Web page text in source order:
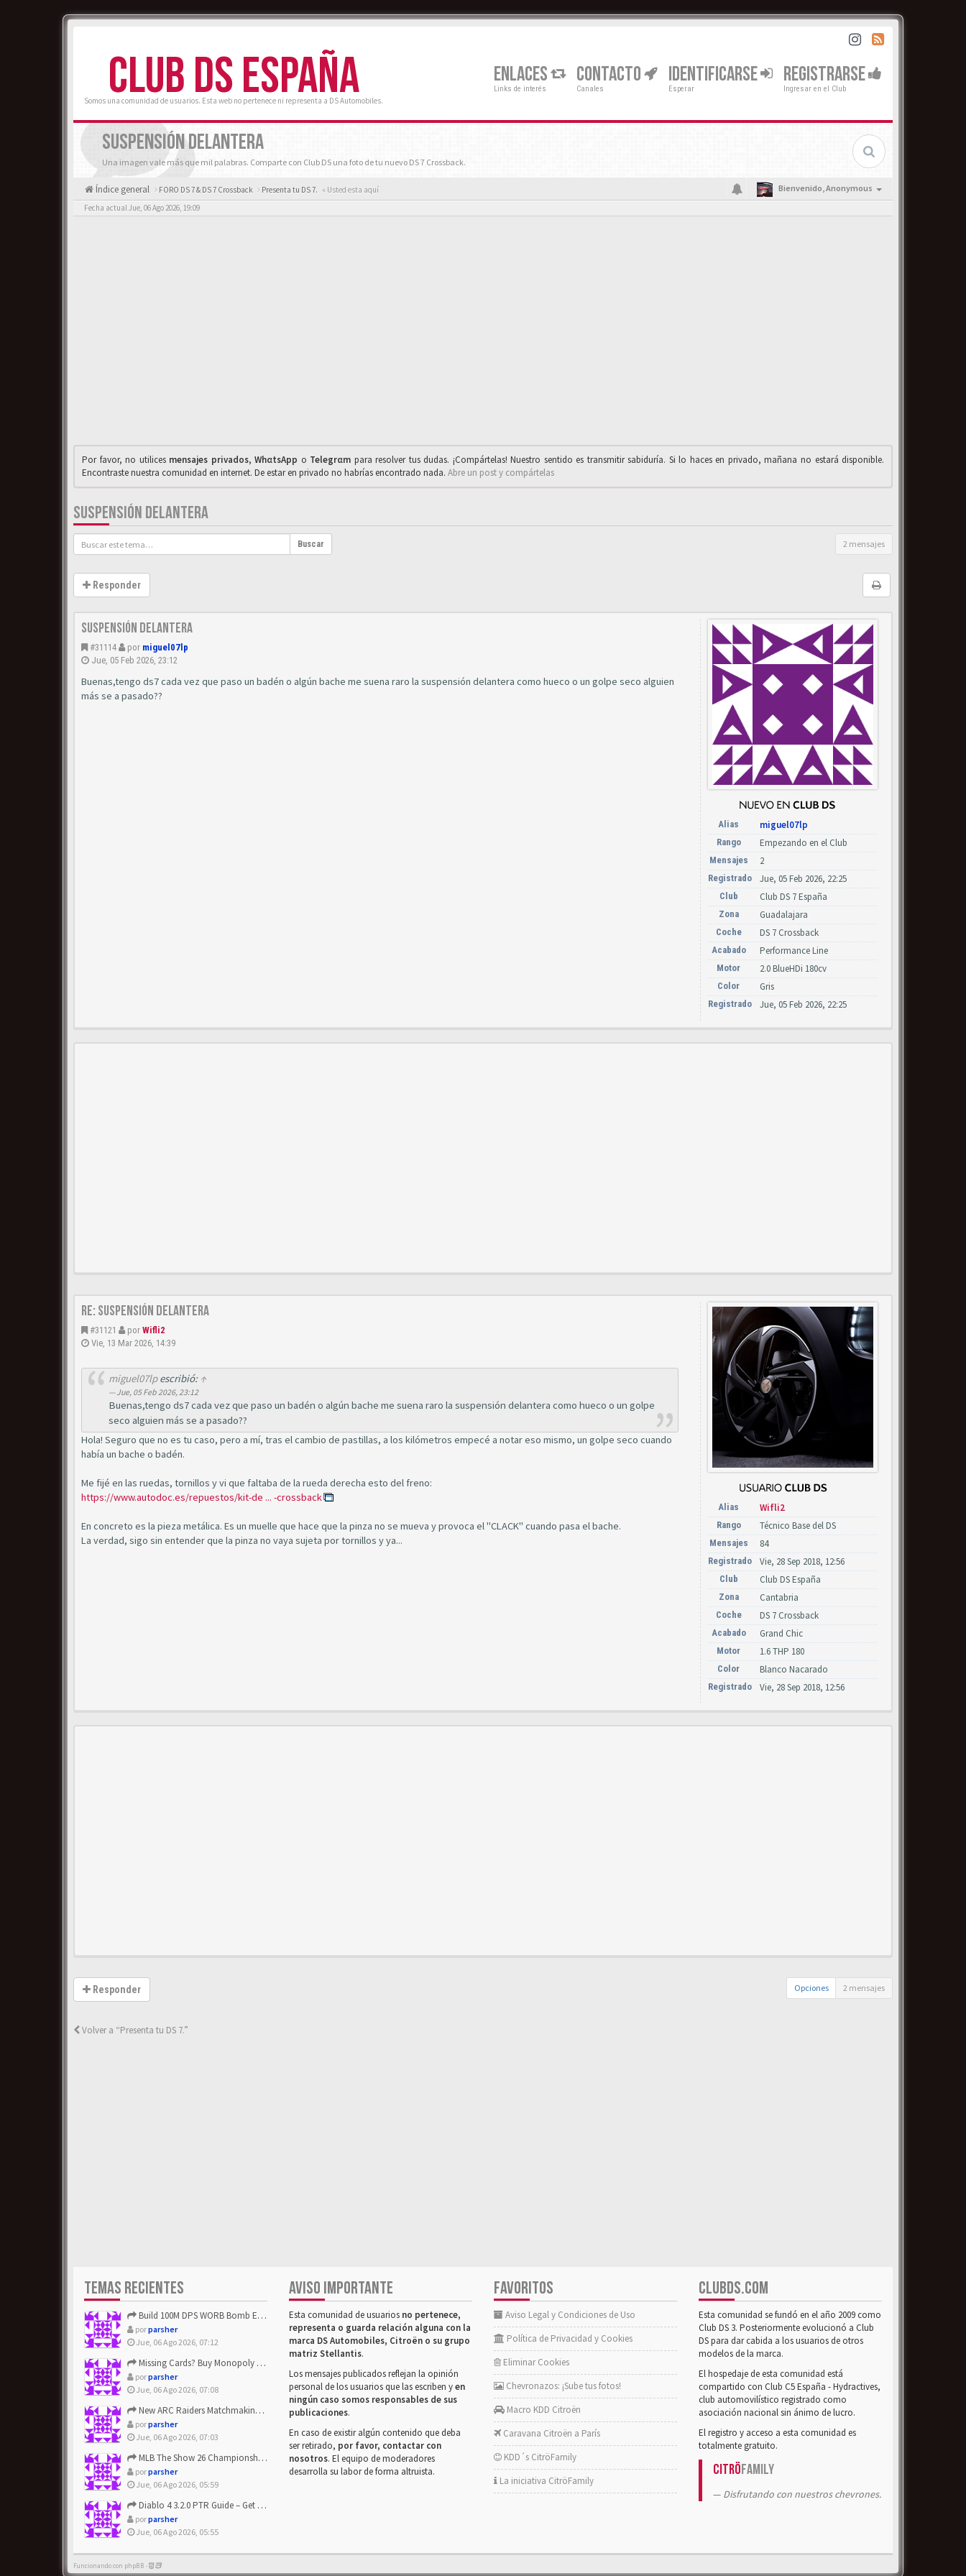
CLUB DS ESPAÑA
Somos una comunidad de usuarios. Esta web no pertenece ni representa a DS Automobiles.
ENLACES
Links de interés
CONTACTO
Canales
IDENTIFICARSE
Esperar
REGISTRARSE
Ingresar en el Club
SUSPENSIÓN DELANTERA
Una imagen vale más que mil palabras. Comparte con Club DS una foto de tu nuevo DS 7 Crossback.
Índice general FORO DS 7 & DS 7 Crossback Presenta tu DS 7. « Usted esta aquí Bienvenido,Anonymous
Fecha actual Jue, 06 Ago 2026, 19:09
Por favor, no utilices mensajes privados,WhαtsApp o Telegrαm para resolver tus dudas. ¡Compártelas! Nuestro sentido es transmitir sabiduría. Si lo haces en privado, mañana no estará disponible.
Encontraste nuestra comunidad en internet. De estar en privado no habrías encontrado nada. Abre un post y compártelas
SUSPENSIÓN DELANTERA
Buscar 2 mensajes
Responder
Suspensión delantera
#31114 por miguel07lp
Jue, 05 Feb 2026, 23:12
Buenas,tengo ds7 cada vez que paso un badén o algún bache me suena raro la suspensión delantera como hueco o un golpe seco alguien
más se a pasado??
Alias miguel07lp
Rango Empezando en el Club
Mensajes 2
Registrado Jue, 05 Feb 2026, 22:25
Club Club DS 7 España
Zona Guadalajara
Coche DS 7 Crossback
Acabado Performance Line
Motor 2.0 BlueHDi 180cv
Color Gris
Registrado Jue, 05 Feb 2026, 22:25
Re: Suspensión delantera
#31121 por Wifli2
Vie, 13 Mar 2026, 14:39
miguel07lpescribió: ↑
Jue, 05 Feb 2026, 23:12
Buenas,tengo ds7 cada vez que paso un badén o algún bache me suena raro la suspensión delantera como hueco o un golpe
seco alguien más se a pasado??
Hola! Seguro que no es tu caso, pero a mí, tras el cambio de pastillas, a los kilómetros empecé a notar eso mismo, un golpe seco cuando
había un bache o badén.
Me fijé en las ruedas, tornillos y vi que faltaba de la rueda derecha esto del freno:
https://www.autodoc.es/repuestos/kit-de ... -crossback
En concreto es la pieza metálica. Es un muelle que hace que la pinza no se mueva y provoca el "CLACK" cuando pasa el bache.
La verdad, sigo sin entender que la pinza no vaya sujeta por tornillos y ya...
Alias Wifli2
Rango Técnico Base del DS
Mensajes 84
Registrado Vie, 28 Sep 2018, 12:56
Club Club DS España
Zona Cantabria
Coche DS 7 Crossback
Acabado Grand Chic
Motor 1.6 THP 180
Color Blanco Nacarado
Registrado Vie, 28 Sep 2018, 12:56
Responder Opciones 2 mensajes
Volver a “Presenta tu DS 7.”
TEMAS RECIENTES
Build 100M DPS WORB Bomb Elementalist Fast - Grab POE Curren...
porparsher
Jue, 06 Ago 2026, 07:12
Missing Cards? Buy Monopoly Go Happy Harvest with Looney Tun...
porparsher
Jue, 06 Ago 2026, 07:08
New ARC Raiders Matchmaking Update: Stop Failed - Grab Bluep...
porparsher
Jue, 06 Ago 2026, 07:03
MLB The Show 26 Championship Series Update! Get Cheap & ...
porparsher
Jue, 06 Ago 2026, 05:59
Diablo 4 3.2.0 PTR Guide – Get 8% Off Items Quickly to Test ...
porparsher
Jue, 06 Ago 2026, 05:55
AVISO IMPORTANTE
Esta comunidad de usuarios no pertenece,
representa o guarda relación alguna con la
marca DS Automobiles, Citroën o su grupo
matriz Stellantis.
Los mensajes publicados reflejan la opinión
personal de los usuarios que las escriben yen
ningún caso somos responsables de sus
publicaciones.
En caso de existir algún contenido que deba
ser retirado, por favor, contactar con
nosotros. El equipo de moderadores
desarrolla su labor de forma altruista.
FAVORITOS
Aviso Legal y Condiciones de Uso
Política de Privacidad y Cookies
Eliminar Cookies
Chevronazos: ¡Sube tus fotos!
Macro KDD Citroën
Caravana Citroën a París
KDD´s CitröFamily
La iniciativa CitröFamily
CLUBDS.COM
Esta comunidad se fundó en el año 2009 como
Club DS 3. Posteriormente evolucionó a Club
DS para dar cabida a los usuarios de otros
modelos de la marca.
El hospedaje de esta comunidad está
compartido con Club C5 España - Hydractives,
club automovilístico registrado como
asociación nacional sin ánimo de lucro.
El registro y acceso a esta comunidad es
totalmente gratuito.
CitröFamily
Disfrutando con nuestros chevrones.
Funcionando con phpBB -